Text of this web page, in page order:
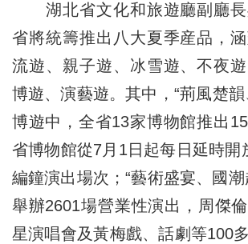
湖北省文化和旅遊廳副廳長
省將統籌推出八大夏季産品，
流遊、親子遊、冰雪遊、不夜
博遊、演藝遊。其中，“荊風楚
博遊中，全省13家博物館推出
省博物館從7月1日起每日延時開
編鐘演出場次；“藝術盛宴、國
舉辦2601場營業性演出，周傑
星演唱會及黃梅戲、話劇等100